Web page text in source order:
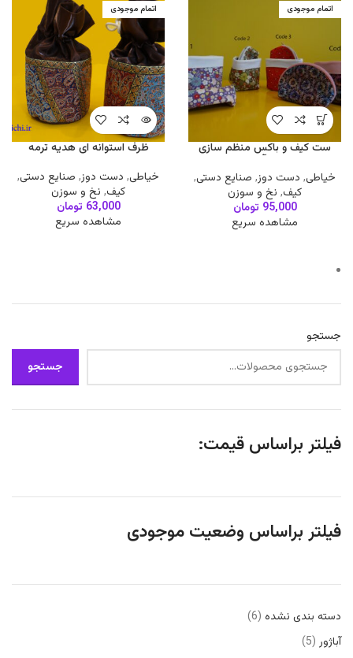
جستجو
جستجو
فیلتر براساس قیمت:
فیلتر براساس وضعیت موجودی
دسته بندی نشده 6
آباژور 5
اتمام موجودی
ست کیف و باکس منظم سازی
لوازم آرایش
خیاطی, دست دوز, صنایع دستی,
کیف, نخ و سوزن
95,000 تومان
مشاهده سریع
اتمام موجودی
ظرف استوانه ای هدیه ترمه
خیاطی, دست دوز, صنایع دستی,
کیف, نخ و سوزن
63,000 تومان
مشاهده سریع